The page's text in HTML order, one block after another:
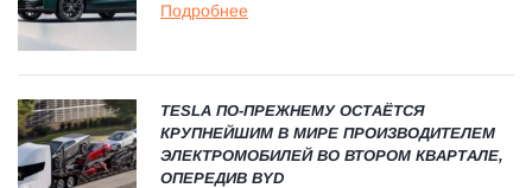
Подробнее
TESLA ПО-ПРЕЖНЕМУ ОСТАЁТСЯ
КРУПНЕЙШИМ В МИРЕ ПРОИЗВОДИТЕЛЕМ
ЭЛЕКТРОМОБИЛЕЙ ВО ВТОРОМ КВАРТАЛЕ,
ОПЕРЕДИВ BYD